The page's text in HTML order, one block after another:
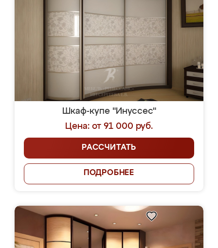
Шкаф-купе "Инуссес"
Цена: от 91 000 руб.
РАССЧИТАТЬ
ПОДРОБНЕЕ